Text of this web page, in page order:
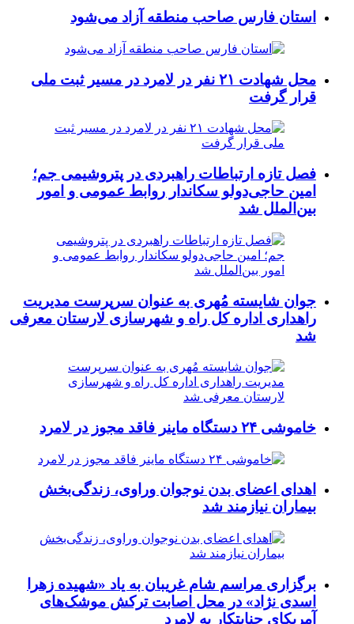
استان فارس صاحب منطقه آزاد می‌شود
محل شهادت ۲۱ نفر در لامرد در مسیر ثبت ملی
قرار گرفت
فصل تازه ارتباطات راهبردی در پتروشیمی جم؛
امین حاجی‌دولو سکاندار روابط عمومی و امور
بین‌الملل شد
جوان شایسته مُهری به عنوان سرپرست مدیریت
راهداری اداره کل راه و شهرسازی لارستان معرفی
شد
خاموشی ۲۴ دستگاه ماینر فاقد مجوز در لامرد
اهدای اعضای بدن نوجوان وراوی، زندگی‌بخش
بیماران نیازمند شد
برگزاری مراسم شام غریبان به یاد «شهیده زهرا
اسدی نژاد» در محل اصابت ترکش موشک‌های
آمریکای جنایتکار به لامرد